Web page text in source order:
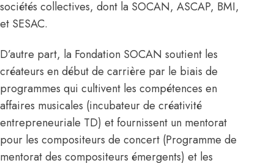
sociétés collectives, dont la SOCAN, ASCAP, BMI,
et SESAC.
D’autre part, la Fondation SOCAN soutient les
créateurs en début de carrière par le biais de
programmes qui cultivent les compétences en
affaires musicales (incubateur de créativité
entrepreneuriale TD) et fournissent un mentorat
pour les compositeurs de concert (Programme de
mentorat des compositeurs émergents) et les